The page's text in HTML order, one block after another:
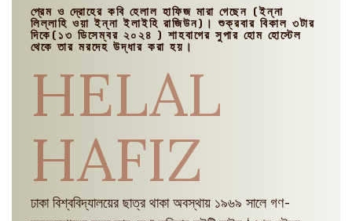
প্রেম ও দ্রোহের কবি হেলাল হাফিজ মারা গেছেন (ইন্না
লিল্লাহি ওয়া ইন্না ইলাইহি রাজিউন)। শুক্রবার বিকাল ৩টার
দিকে(১৩ ডিসেম্বর ২০২৪ ) শাহবাগের সুপার হোম হোস্টেল
থেকে তার মরদেহ উদ্ধার করা হয়।
HELAL
HAFIZ
ঢাকা বিশ্ববিদ্যালয়ের ছাত্র থাকা অবস্থায় ১৯৬৯ সালে গণ-